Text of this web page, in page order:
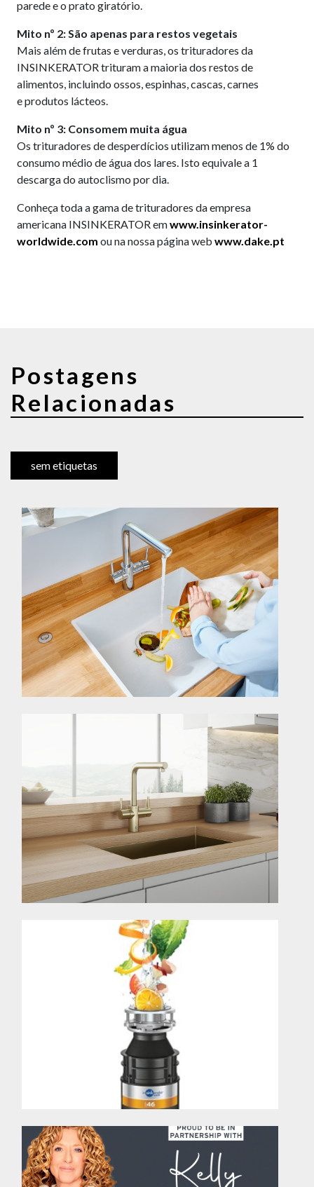
parede e o prato giratório.
Mito nº 2: São apenas para restos vegetais
Mais além de frutas e verduras, os trituradores da
INSINKERATOR trituram a maioria dos restos de
alimentos, incluindo ossos, espinhas, cascas, carnes
e produtos lácteos.
Mito nº 3: Consomem muita água
Os trituradores de desperdícios utilizam menos de 1% do
consumo médio de água dos lares. Isto equivale a 1
descarga do autoclismo por dia.
Conheça toda a gama de trituradores da empresa
americana INSINKERATOR emwww.insinkerator-
worldwide.com ou na nossa página web www.dake.pt
Postagens
Relacionadas
sem etiquetas